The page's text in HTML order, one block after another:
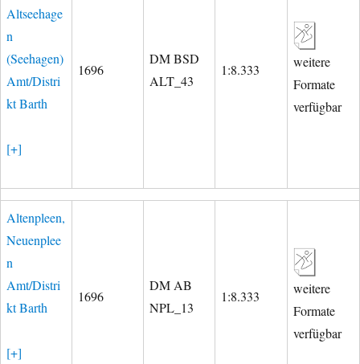
Altseehage
n
(Seehagen)
Amt/Distri
kt Barth
[+]
1696
DM BSD
ALT_43
1:8.333
weitere
Formate
verfügbar
Altenpleen,
Neuenplee
n
Amt/Distri
kt Barth
[+]
1696
DM AB
NPL_13
1:8.333
weitere
Formate
verfügbar